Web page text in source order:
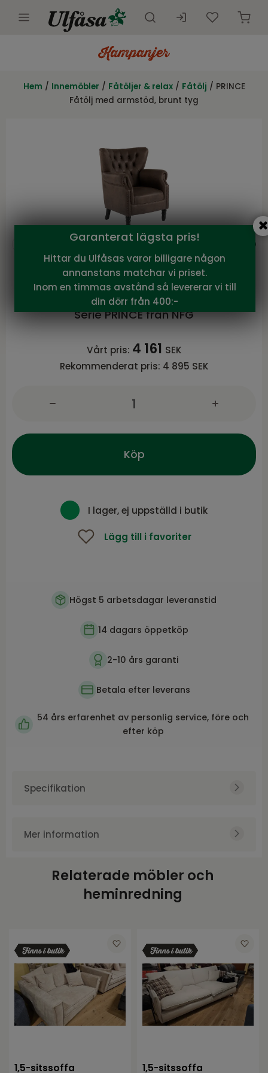
Innemöbler
Kampanjer
Hem / Innemöbler / Fåtöljer & relax/ Fåtölj / PRINCE
Fåtölj med armstöd, brunt tyg
NFG
PRINCE Fåtölj med armstöd, brunt tyg
Serie PRINCE från NFG
Vårt pris: 4 161 SEK
Rekommenderat pris: 4 895 SEK
Köp
I lager, ej uppställd i butik
Lägg till i favoriter
Högst 5 arbetsdagar leveranstid
14 dagars öppetköp
2-10 års garanti
Betala efter leverans
54 års erfarenhet av personlig service, före och
efter köp
Specifikation
Produktvikt
101
80
Mer information
Relaterade möbler och
heminredning
1,5-sitssoffa 1,5-sitssoffa
Garanterat lägsta pris!
Hittar du Ulfåsas varor billigare någon
annanstans matchar vi priset.
Inom en timmas avstånd så levererar vi till
din dörr från 400:-